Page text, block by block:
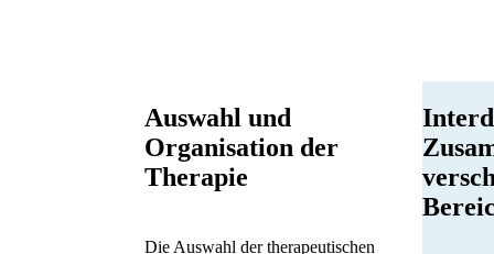
Auswahl und
Organisation der
Therapie
Die Auswahl der therapeutischen